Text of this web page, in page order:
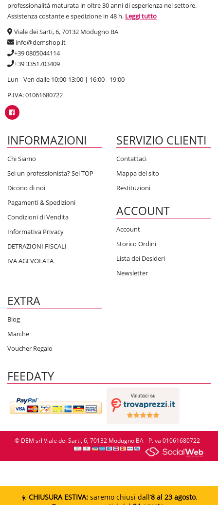
professionalità maturata in oltre 30 anni di esperienza nel settore.
Assistenza costante e spedizione in 48 h. Leggi tutto
Viale dei Sarti, 6, 70132 Modugno BA
info@demshop.it
+39 0805044114
+39 3351703409
Lun - Ven dalle 10:00-13:00 | 16:00 - 19:00
P.IVA: 01061680722
INFORMAZIONI
Chi Siamo
Sei un professionista? Sei TOP
Dicono di noi
Pagamenti & Spedizioni
Condizioni di Vendita
Informativa Privacy
DETRAZIONI FISCALI
IVA AGEVOLATA
SERVIZIO CLIENTI
Contattaci
Mappa del sito
Restituzioni
ACCOUNT
Account
Storico Ordini
Lista dei Desideri
Newsletter
EXTRA
Blog
Marche
Voucher Regalo
FEEDATY
© DEM srl Viale dei Sarti, 6, 70132 Modugno BA - P.iva 01061680722
☀️ CHIUSURA ESTIVA: saremo chiusi dall’8 al 23 agosto.